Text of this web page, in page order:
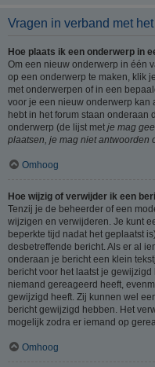
Vragen in verband met
Hoe plaats ik een onderwerp in
Om een nieuw onderwerp in één
op een onderwerp te maken, klik
met onderwerpen of in een
voor je een nieuw onderwerp kan
hebt in het forum staan onderaan
onderwerp (de lijst met je mag
plaatsen, je mag niet antwoorden
Omhoog
Hoe wijzig of verwijder ik een
Tenzij je de beheerder of een
wijzigen en verwijderen. Je kunt
beperkte tijd nadat het geplaatst
desbetreffende bericht. Als er al
onderaan je bericht een klein
bericht voor het laatst je
niemand gereageerd heeft,
gewijzigd heeft. Zij kunnen wel
bericht gewijzigd hebben. Het
mogelijk zodra er iemand op
Omhoog